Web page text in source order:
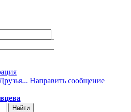
Друзья... Направить сообщение
Найти